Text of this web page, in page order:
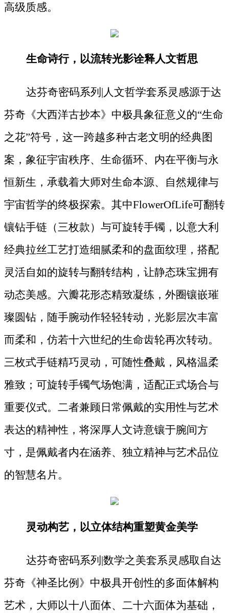
高级质感。
生命诗行，以流转光影诠释人文哲思
达芬奇密码系列 |人文哲学套系灵感源于达
芬奇《大西洋古抄本》中极具象征意义的“生命
之花”符号，这一跨越多种古老文明的经典图
案，象征宇宙秩序、生命循环、内在平衡与永
恒新生，承载着大师对生命本源、自然规律与
宇宙哲学的终极探索。其中FlowerOfLife可翻转
镶钻手链（三枚款）与可旋转手镯，以意大利
经典拉丝工艺打造细腻柔和的盘面纹理，搭配
灵活自如的旋转与翻转结构，让静态珠宝拥有
动态美感。六瓣花形态精致凝练，外圈镶嵌璀
璨圆钻，随手腕动作轻轻转动，光影层次丰富
而柔和，仿若十六世纪的生命齿轮再次转动。
三枚式手链精巧灵动，可随性叠戴，风格温柔
雅致；可旋转手镯气场饱满，适配正式场合与
重要仪式。二者兼顾日常佩戴的实用性与艺术
表达的精神性，将深厚人文诗意镶于腕间方
寸，是佩戴者内在涵养、独立精神与艺术品位
的智慧名片。
灵动构艺，以立体结构重塑黄金美学
达芬奇密码系列 |数学之美套系灵感取自达
芬奇《神圣比例》中极具开创性的多面体解构
艺术，大师以十八面体、二十六面体为基础，